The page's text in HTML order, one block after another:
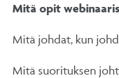
Mitä opit
Mitä johdat, kun
Mitä suorituksen